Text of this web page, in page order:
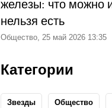
железы: что можно
нельзя есть
Общество, 25 май 2026 13:35
Категории
Звезды Общество